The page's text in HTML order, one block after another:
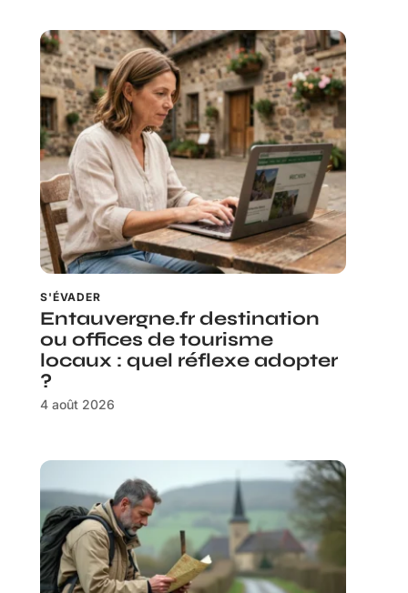
S'ÉVADER
Entauvergne.fr destination
ou offices de tourisme
locaux : quel réflexe adopter
?
4 août 2026